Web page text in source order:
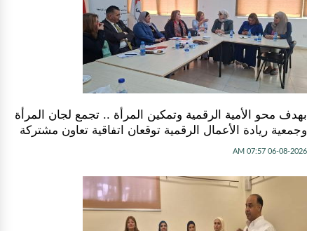
بهدف محو الأمية الرقمية وتمكين المرأة .. تجمع لجان المرأة
وجمعية ريادة الأعمال الرقمية توقعان اتفاقية تعاون مشتركة
06-08-2026 07:57 AM